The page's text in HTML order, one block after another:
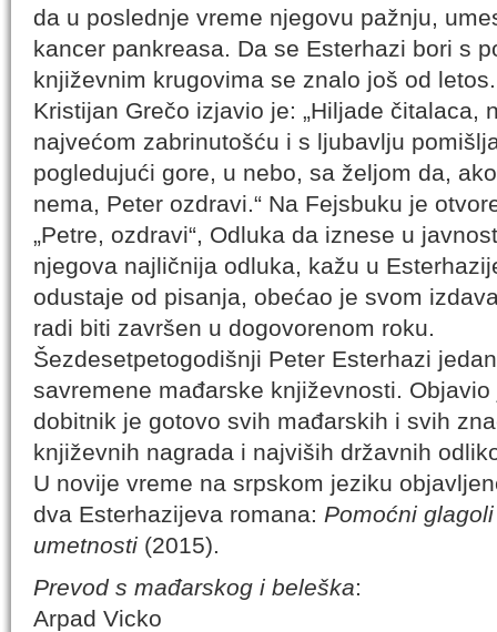
da u poslednje vreme njegovu pažnju,
kancer pankreasa. Da se Esterhazi bori s
književnim krugovima se znalo još od
Kristijan Grečo izjavio je: „Hiljade čitalaca,
najvećom zabrinutošću i s ljubavlju
pogledujući gore, u nebo, sa željom da,
nema, Peter ozdravi.“ Na Fejsbuku je
„Petre, ozdravi“, Odluka da iznese u
njegova najličnija odluka, kažu u
odustaje od pisanja, obećao je svom
radi biti završen u dogovorenom roku.
Šezdesetpetogodišnji Peter Esterhazi
savremene mađarske književnosti.
dobitnik je gotovo svih mađarskih i svih
književnih nagrada i najviših državnih
U novije vreme na srpskom jeziku
dva Esterhazijeva romana: Pomoćni
umetnosti (2015).
Prevod s mađarskog i beleška:
Arpad Vicko